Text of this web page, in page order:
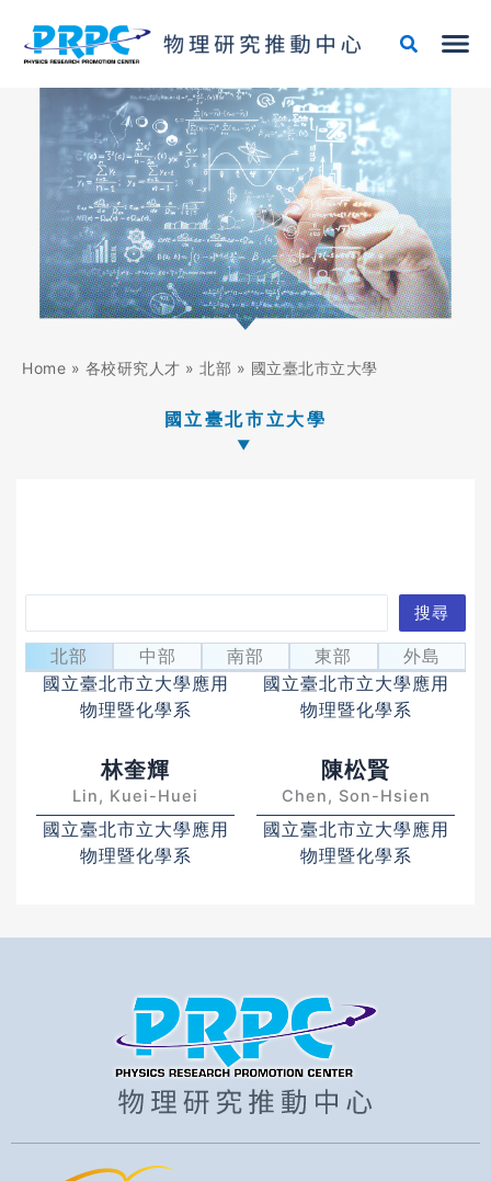
Home » 各校研究人才 » 北部 » 國立臺北市立大學
國立臺北市立大學
吳月娥
Wu, Yueh-Er
國立臺北市立大學應用
物理暨化學系
官文絢
Kuan, Wen-Hsuan
國立臺北市立大學應用
物理暨化學系
林奎輝
Lin, Kuei-Huei
國立臺北市立大學應用
物理暨化學系
陳松賢
Chen, Son-Hsien
國立臺北市立大學應用
物理暨化學系
尋
搜尋
北部 中部 南部 東部 外島